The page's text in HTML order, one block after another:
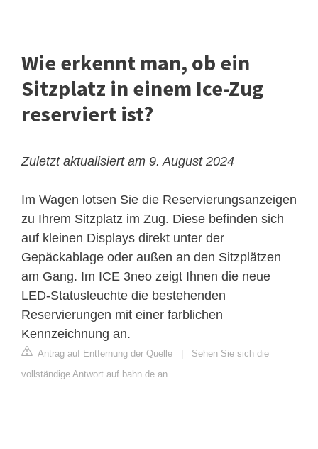
Wie erkennt man, ob ein
Sitzplatz in einem Ice-Zug
reserviert ist?
Zuletzt aktualisiert am 9. August 2024
Im Wagen lotsen Sie die Reservierungsanzeigen
zu Ihrem Sitzplatz im Zug. Diese befinden sich
auf kleinen Displays direkt unter der
Gepäckablage oder außen an den Sitzplätzen
am Gang. Im ICE 3neo zeigt Ihnen die neue
LED-Statusleuchte die bestehenden
Reservierungen mit einer farblichen
Kennzeichnung an.
Antrag auf Entfernung der Quelle
Sehen Sie sich die
vollständige Antwort auf bahn.de an